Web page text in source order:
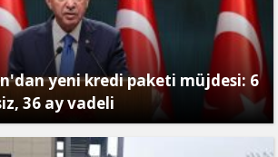
yeni kredi paketi müjdesi: 6
36 ay vadeli